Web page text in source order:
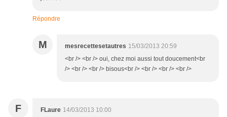
Répondre
M mesrecettesetautres 15/03/2013 20:59
<br /> <br /> oui, chez moi aussi tout doucement<br
/> <br /> <br /> bisous<br /> <br /> <br /> <br />
F FLaure 14/03/2013 10:00